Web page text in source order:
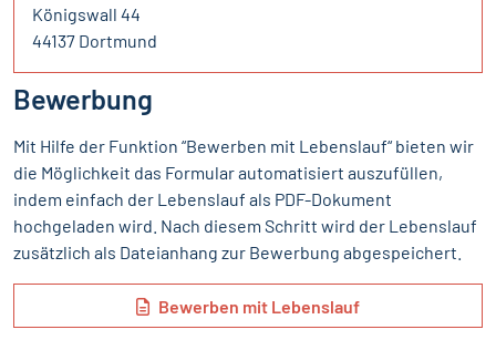
Königswall 44
44137 Dortmund
Bewerbung
Mit Hilfe der Funktion “Bewerben mit Lebenslauf“ bieten wir
die Möglichkeit das Formular automatisiert auszufüllen,
indem einfach der Lebenslauf als PDF-Dokument
hochgeladen wird. Nach diesem Schritt wird der Lebenslauf
zusätzlich als Dateianhang zur Bewerbung abgespeichert.
Bewerben mit Lebenslauf